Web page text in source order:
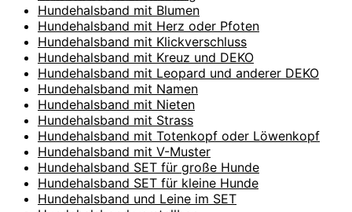
Hundehalsband mit Blumen
Hundehalsband mit Herz oder Pfoten
Hundehalsband mit Klickverschluss
Hundehalsband mit Kreuz und DEKO
Hundehalsband mit Leopard und anderer DEKO
Hundehalsband mit Namen
Hundehalsband mit Nieten
Hundehalsband mit Strass
Hundehalsband mit Totenkopf oder Löwenkopf
Hundehalsband mit V-Muster
Hundehalsband SET für große Hunde
Hundehalsband SET für kleine Hunde
Hundehalsband und Leine im SET